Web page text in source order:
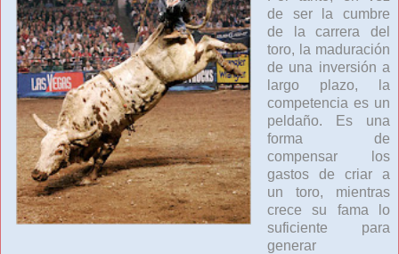
de ser la cumbre
de la carrera del
toro, la maduración
de una inversión a
largo plazo, la
competencia es un
peldaño. Es una
forma de
compensar los
gastos de criar a
un toro, mientras
crece su fama lo
suficiente para
generar